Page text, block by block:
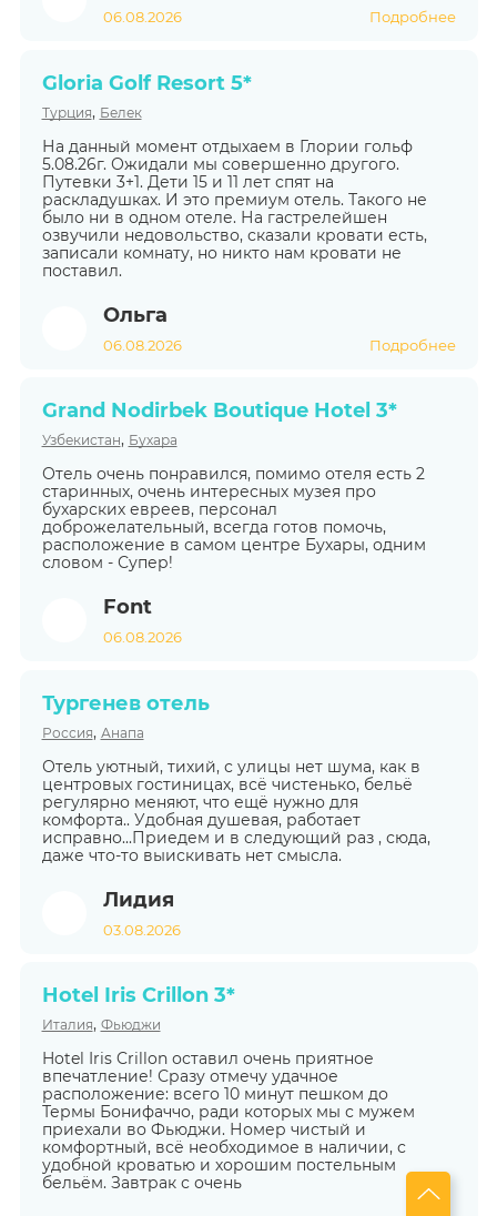
06.08.2026 Подробнее
Gloria Golf Resort 5*
Турция, Белек
На данный момент отдыхаем в Глории гольф
5.08.26г. Ожидали мы совершенно другого.
Путевки 3+1. Дети 15 и 11 лет спят на
раскладушках. И это премиум отель. Такого не
было ни в одном отеле. На гастрелейшен
озвучили недовольство, сказали кровати есть,
записали комнату, но никто нам кровати не
поставил.
Ольга
06.08.2026 Подробнее
Grand Nodirbek Boutique Hotel 3*
Узбекистан, Бухара
Отель очень понравился, помимо отеля есть 2
старинных, очень интересных музея про
бухарских евреев, персонал
доброжелательный, всегда готов помочь,
расположение в самом центре Бухары, одним
словом - Супер!
Font
06.08.2026
Тургенев отель
Россия, Анапа
Отель уютный, тихий, с улицы нет шума, как в
центровых гостиницах, всё чистенько, бельё
регулярно меняют, что ещё нужно для
комфорта.. Удобная душевая, работает
исправно...Приедем и в следующий раз , сюда,
даже что-то выискивать нет смысла.
Лидия
03.08.2026
Hotel Iris Crillon 3*
Италия, Фьюджи
Hotel Iris Crillon оставил очень приятное
впечатление! Сразу отмечу удачное
расположение: всего 10 минут пешком до
Термы Бонифаччо, ради которых мы с мужем
приехали во Фьюджи. Номер чистый и
комфортный, всё необходимое в наличии, с
удобной кроватью и хорошим постельным
бельём. Завтрак с очень